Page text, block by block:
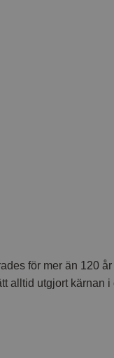
för mer än 120
alltid utgjort kärnan i